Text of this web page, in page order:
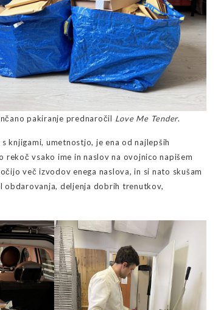
pakiranje prednaročil Love Me Tender.
knjigami, umetnostjo, je ena od najlepših
rekoč vsako ime in naslov na ovojnico napišem
več izvodov enega naslova, in si nato skušam
deljenja dobrih trenutkov,